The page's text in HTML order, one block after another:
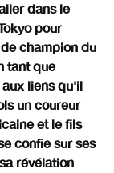
dans le
pour
champion du
tant que
liens qu'il
un coureur
et le fils
confie sur ses
révélation